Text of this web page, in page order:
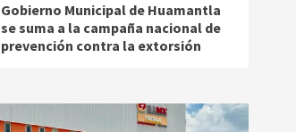
Gobierno Municipal de Huamantla
se suma a la campaña nacional de
prevención contra la extorsión